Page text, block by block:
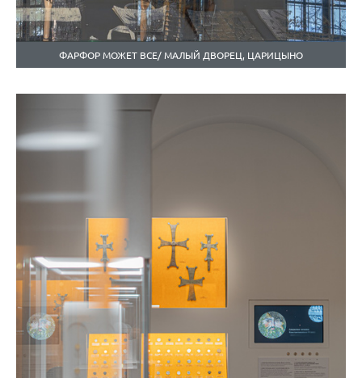
ФАРФОР МОЖЕТ ВСЕ/ МАЛЫЙ ДВОРЕЦ, ЦАРИЦЫНО